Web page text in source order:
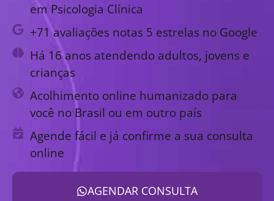
em Psicologia Clínica
+71 avaliações notas 5 estrelas no Google
Há 16 anos atendendo adultos, jovens e
crianças
Acolhimento online humanizado para
você no Brasil ou em outro país
Agende fácil e já confirme a sua consulta
online
AGENDAR CONSULTA